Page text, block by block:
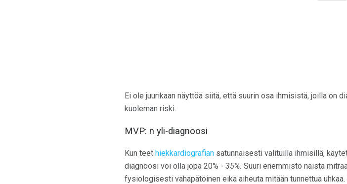
Ei ole juurikaan näyttöä siitä, että suurin osa ihmisistä, joilla on
kuoleman riski.
MVP: n yli-diagnoosi
Kun teet hiekkardiografian satunnaisesti valituilla ihmisillä,
diagnoosi voi olla jopa 20% - 35%. Suuri enemmistö näistä
fysiologisesti vähäpätöinen eikä aiheuta mitään tunnettua